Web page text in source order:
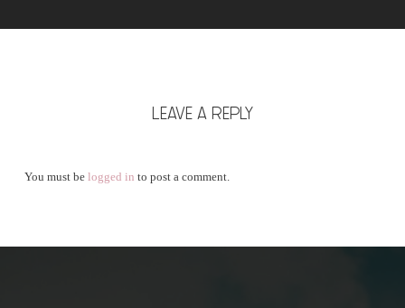
LEAVE A REPLY
You must be logged in to post a comment.